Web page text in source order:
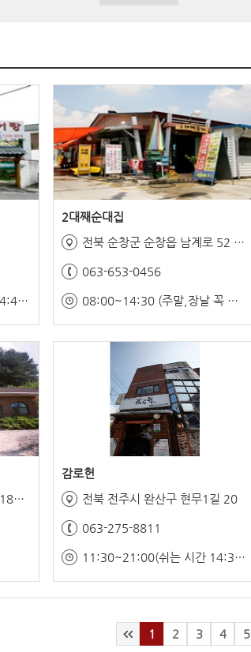
08:00~20:00(쉬는 시간 14:40~17:00)
2대째순대집
전북 순창군 순창읍 남계로 52 순창시장
063-653-0456
08:00~14:30 (주말,장날 꼭 운영)
전북 임실군 임실읍 호국로 1880-5
감로헌
전북 전주시 완산구 현무1길 20
063-275-8811
11:30~21:00(쉬는 시간 14:30~17:30)
1 2 3 4 5